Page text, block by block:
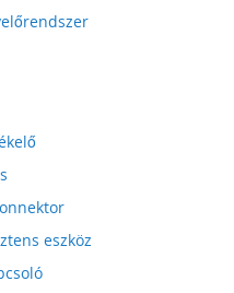
eszköz